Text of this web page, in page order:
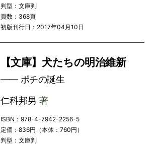
判型：文庫判
頁数：368頁
初版刊行日：2017年04月10日
【文庫】犬たちの明治維新
―― ポチの誕生
仁科邦男 著
ISBN：978-4-7942-2256-5
定価：836円（本体：760円）
判型：文庫判